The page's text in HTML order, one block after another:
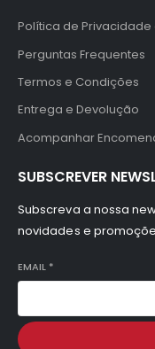
Política de Privacidade
Perguntas Frequentes
Termos e Condições
Entrega e Devolução
Acompanhar
SUBSCREVER
Subscreva a nossa
novidades e
EMAIL *